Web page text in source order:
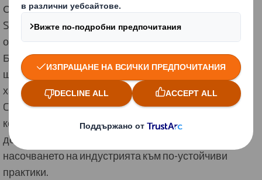
Сред основните партньори на Balkan e-Commerce
Summit 2024 беше лидерът в устойчивите
опаковъчни решения –Ди Ес СмитБългария.
Благодарение на тяхната експертиза, 60% от
щандовете бяха изработени от рециклирани
хартиени материали. Това направи Balkan e-
Commerce Summit 2024 първото изложение у нас,
което използва тази екологично насочена практика,
допринасяйки за опазването на околната среда и
насочването на индустрията към по-устойчиви
практики.